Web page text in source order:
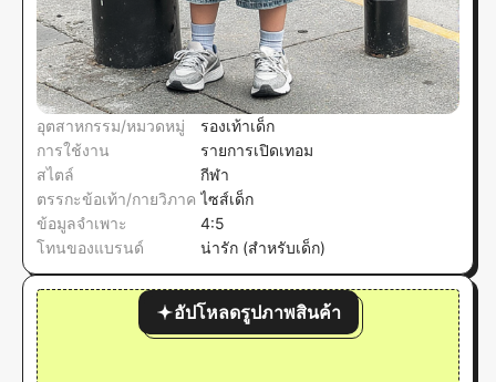
อุตสาหกรรม/หมวดหมู่
รองเท้าเด็ก
การใช้งาน
รายการเปิดเทอม
สไตล์
กีฬา
ตรรกะข้อเท้า/กายวิภาค ไซส์เด็ก
ข้อมูลจำเพาะ
4:5
โทนของแบรนด์
น่ารัก (สำหรับเด็ก)
อัปโหลดรูปภาพสินค้า